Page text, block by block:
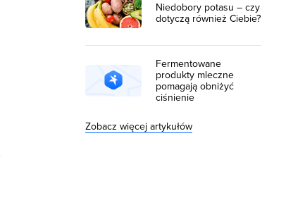
Niedobory potasu – czy
dotyczą również Ciebie?
Fermentowane
produkty mleczne
pomagają obniżyć
ciśnienie
Zobacz więcej artykułów